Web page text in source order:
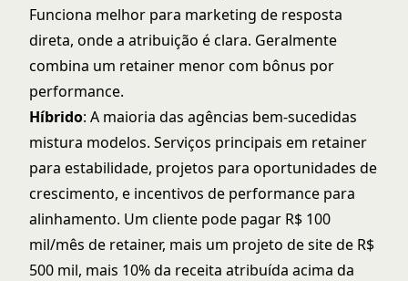
Funciona melhor para marketing de resposta
direta, onde a atribuição é clara. Geralmente
combina um retainer menor com bônus por
performance.
Híbrido: A maioria das agências bem-sucedidas
mistura modelos. Serviços principais em retainer
para estabilidade, projetos para oportunidades de
crescimento, e incentivos de performance para
alinhamento. Um cliente pode pagar R$ 100
mil/mês de retainer, mais um projeto de site de R$
500 mil, mais 10% da receita atribuída acima da